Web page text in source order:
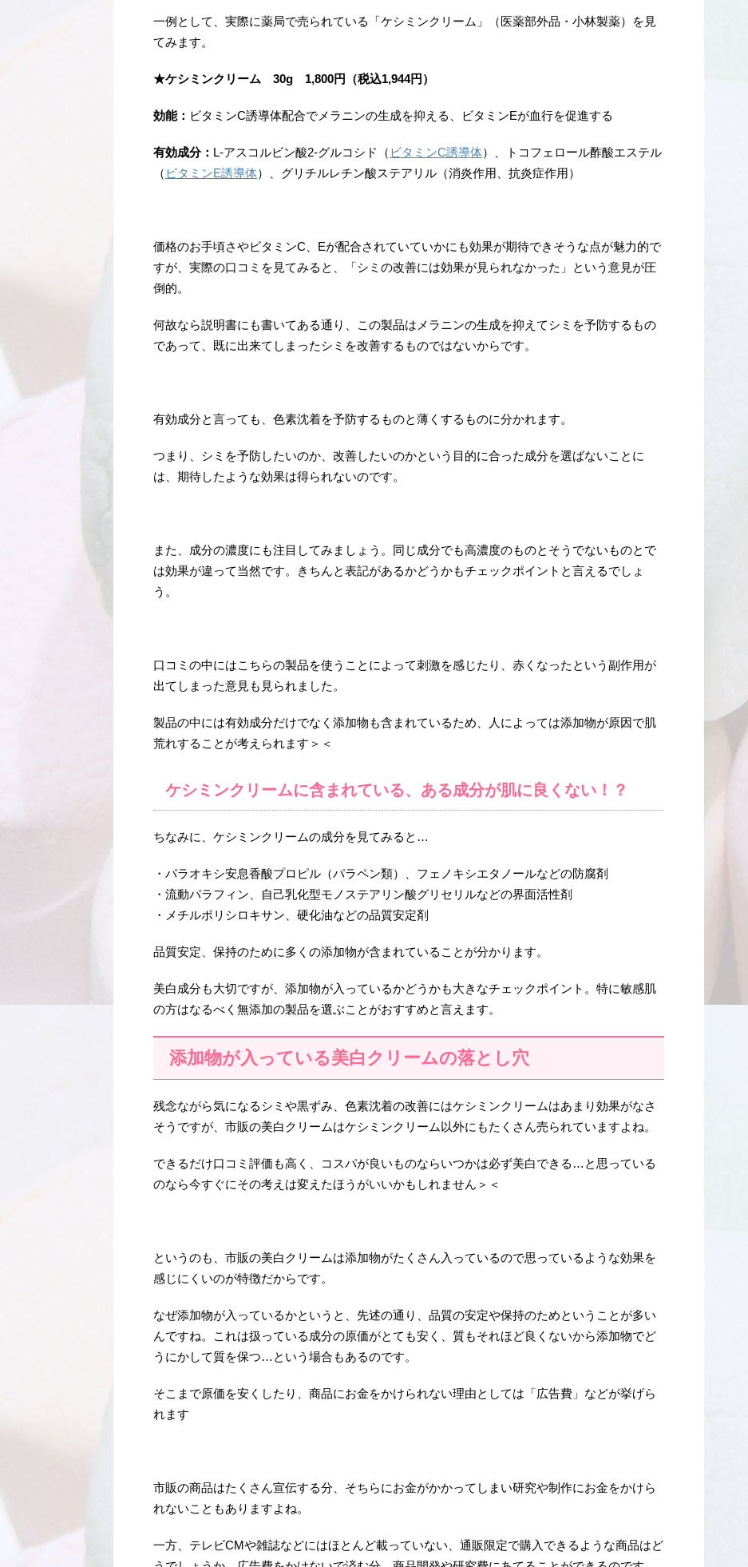
一例として、実際に薬局で売られている「ケシミンクリーム」（医薬部外品・小林製薬）を見
てみます。
★ケシミンクリーム 30g 1,800円（税込1,944円）
効能： ビタミンC誘導体配合でメラニンの生成を抑える、ビタミンEが血行を促進する
有効成分： L-アスコルビン酸2-グルコシド（ ビタミンC誘導体）、トコフェロール酢酸エステル
（ ビタミンE誘導体）、グリチルレチン酸ステアリル（消炎作用、抗炎症作用）
価格のお手頃さやビタミンC、Eが配合されていていかにも効果が期待できそうな点が魅力的で
すが、実際の口コミを見てみると、「シミの改善には効果が見られなかった」という意見が圧
倒的。
何故なら説明書にも書いてある通り、この製品はメラニンの生成を抑えてシミを予防するもの
であって、既に出来てしまったシミを改善するものではないからです。
有効成分と言っても、色素沈着を予防するものと薄くするものに分かれます。
つまり、シミを予防したいのか、改善したいのかという目的に合った成分を選ばないことに
は、期待したような効果は得られないのです。
また、成分の濃度にも注目してみましょう。同じ成分でも高濃度のものとそうでないものとで
は効果が違って当然です。きちんと表記があるかどうかもチェックポイントと言えるでしょ
う。
口コミの中にはこちらの製品を使うことによって刺激を感じたり、赤くなったという副作用が
出てしまった意見も見られました。
製品の中には有効成分だけでなく添加物も含まれているため、人によっては添加物が原因で肌
荒れすることが考えられます＞＜
ケシミンクリームに含まれている、ある成分が肌に良くない！？
ちなみに、ケシミンクリームの成分を見てみると…
・パラオキシ安息香酸プロピル（パラペン類）、フェノキシエタノールなどの防腐剤
・流動パラフィン、自己乳化型モノステアリン酸グリセリルなどの界面活性剤
・メチルポリシロキサン、硬化油などの品質安定剤
品質安定、保持のために多くの添加物が含まれていることが分かります。
美白成分も大切ですが、添加物が入っているかどうかも大きなチェックポイント。特に敏感肌
の方はなるべく無添加の製品を選ぶことがおすすめと言えます。
添加物が入っている美白クリームの落とし穴
残念ながら気になるシミや黒ずみ、色素沈着の改善にはケシミンクリームはあまり効果がなさ
そうですが、市販の美白クリームはケシミンクリーム以外にもたくさん売られていますよね。
できるだけ口コミ評価も高く、コスパが良いものならいつかは必ず美白できる…と思っている
のなら今すぐにその考えは変えたほうがいいかもしれません＞＜
というのも、市販の美白クリームは添加物がたくさん入っているので思っているような効果を
感じにくいのが特徴だからです。
なぜ添加物が入っているかというと、先述の通り、品質の安定や保持のためということが多い
んですね。これは扱っている成分の原価がとても安く、質もそれほど良くないから添加物でど
うにかして質を保つ…という場合もあるのです。
そこまで原価を安くしたり、商品にお金をかけられない理由としては「広告費」などが挙げら
れます
市販の商品はたくさん宣伝する分、そちらにお金がかかってしまい研究や制作にお金をかけら
れないこともありますよね。
一方、テレビCMや雑誌などにはほとんど載っていない、通販限定で購入できるような商品はど